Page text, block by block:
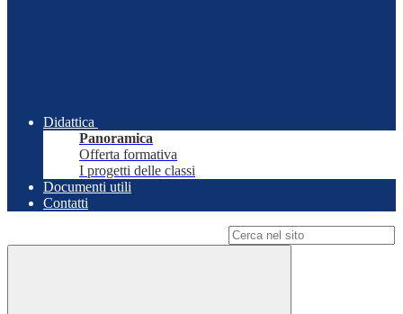
Didattica
Panoramica
Offerta formativa
I progetti delle classi
Documenti utili
Contatti